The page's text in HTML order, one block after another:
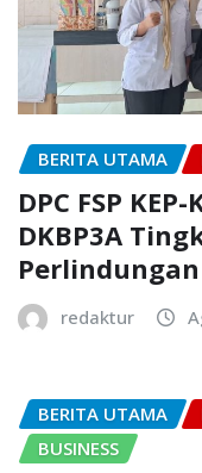
BERITA UTAMA
DPC FSP
DKBP3A
redaktur
BERITA UTAMA
BUSINESS